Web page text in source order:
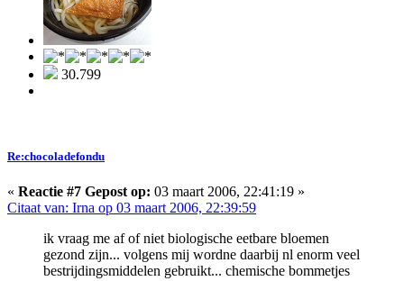
30.799
Re:chocoladefondu
« Reactie #7 Gepost op: 03 maart 2006, 22:41:19 »
Citaat van: Irna op 03 maart 2006, 22:39:59
ik vraag me af of niet biologische eetbare bloemen
gezond zijn... volgens mij wordne daarbij nl enorm veel
bestrijdingsmiddelen gebruikt... chemische bommetjes